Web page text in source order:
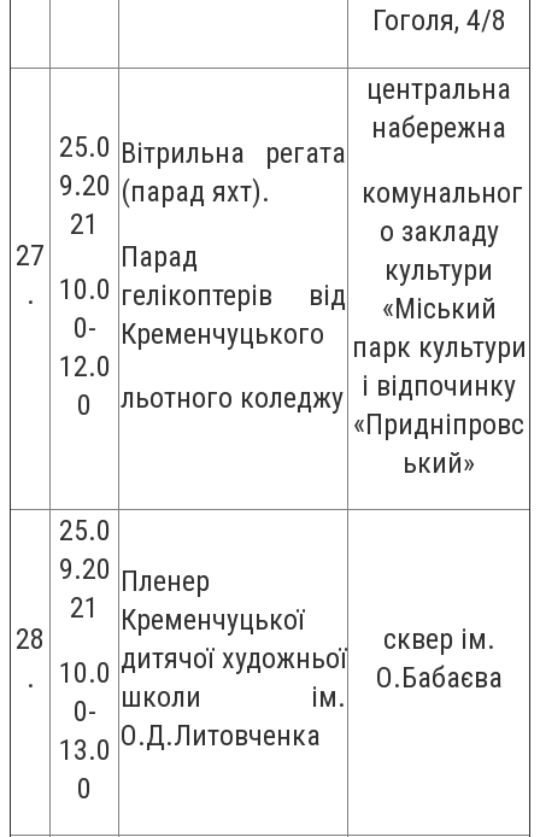
Гоголя, 4/8
27
.
25.0
9.20
21
10.0
0-
12.0
0
Вітрильна регата
(парад яхт).
Парад
гелікоптерів від
Кременчуцького
льотного коледжу
центральна
набережна
комунальног
о закладу
культури
«Міський
парк культури
і відпочинку
«Придніпровс
ький»
28
.
25.0
9.20
21
10.0
0-
13.0
0
Пленер
Кременчуцької
дитячої художньої
школи ім.
О.Д.Литовченка
сквер ім.
О.Бабаєва